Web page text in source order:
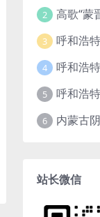
2
3
4
5
6
站长微信